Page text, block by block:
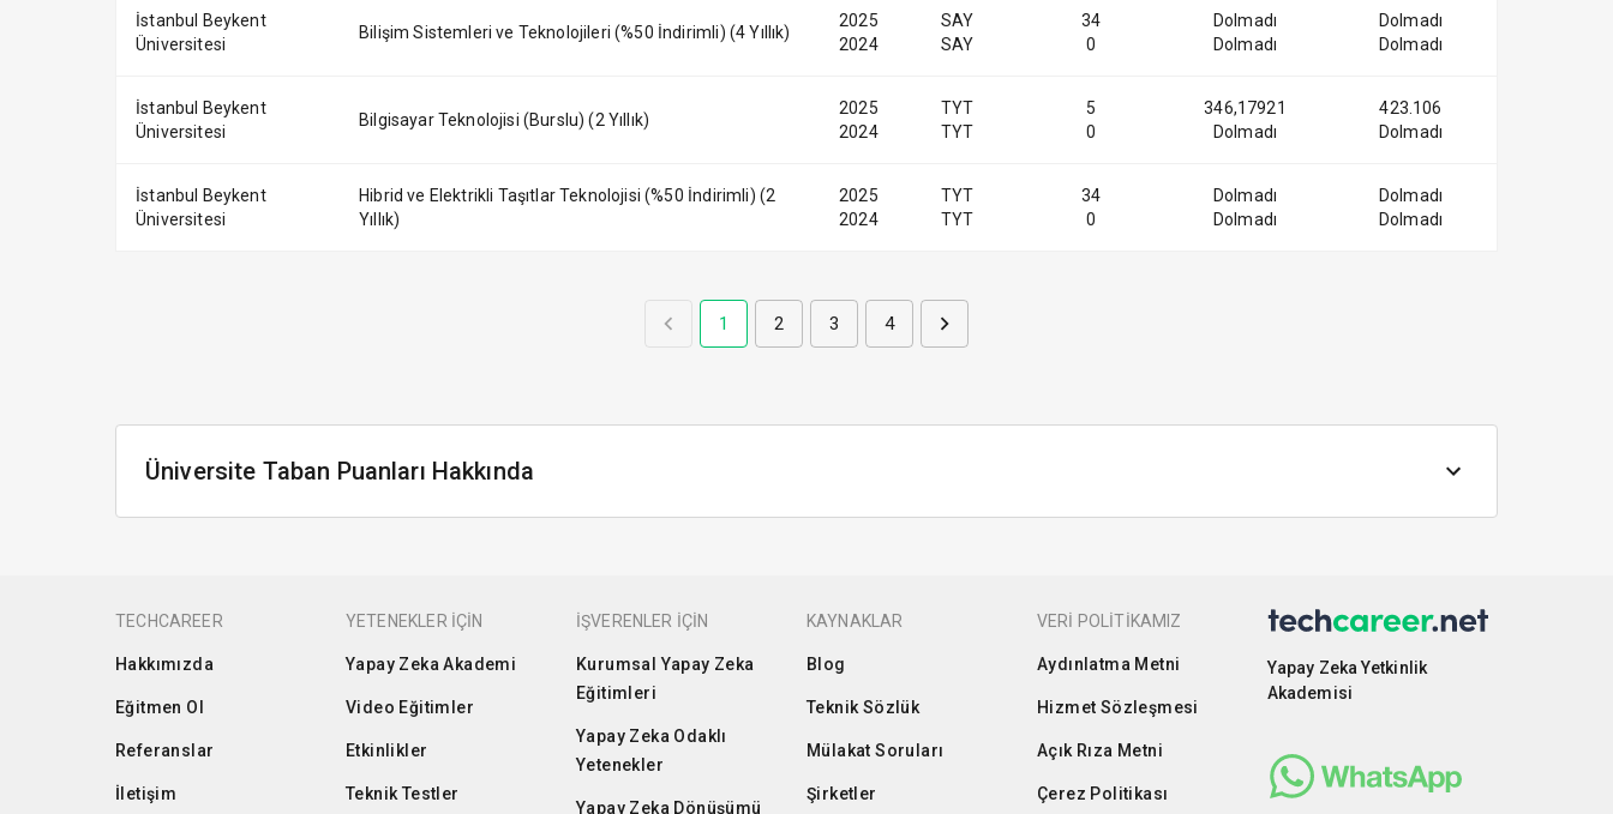
İstanbul Beykent
Üniversitesi
Bilişim Sistemleri ve Teknolojileri (%50 İndirimli) (4 Yıllık)
2025
2024
SAY
SAY
34
0
Dolmadı
Dolmadı
Dolmadı
Dolmadı
İstanbul Beykent
Üniversitesi
Bilgisayar Teknolojisi (Burslu) (2 Yıllık)
2025
2024
TYT
TYT
5
0
346,17921
Dolmadı
423.106
Dolmadı
İstanbul Beykent
Üniversitesi
Hibrid ve Elektrikli Taşıtlar Teknolojisi (%50 İndirimli) (2
Yıllık)
2025
2024
TYT
TYT
34
0
Dolmadı
Dolmadı
Dolmadı
Dolmadı
1 2 3 4
Üniversite Taban Puanları Hakkında
TECHCAREER
Hakkımızda
Eğitmen Ol
Referanslar
İletişim
YETENEKLER İÇİN
Yapay Zeka Akademi
Video Eğitimler
Etkinlikler
Teknik Testler
İŞVERENLER İÇİN
Kurumsal Yapay Zeka
Eğitimleri
Yapay Zeka Odaklı
Yetenekler
Yapay Zeka Dönüşümü
KAYNAKLAR
Blog
Teknik Sözlük
Mülakat Soruları
Şirketler
VERİ POLİTİKAMIZ
Aydınlatma Metni
Hizmet Sözleşmesi
Açık Rıza Metni
Çerez Politikası
Yapay Zeka Yetkinlik
Akademisi